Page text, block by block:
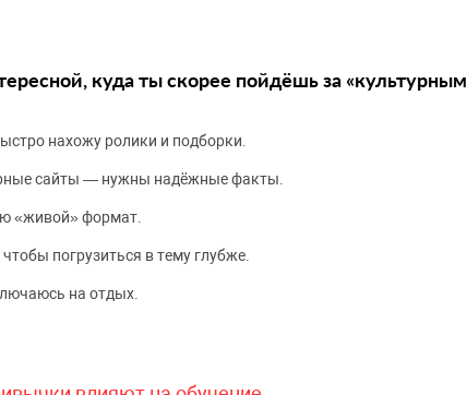
куда ты скорее пойдёшь за «культурным
нахожу ролики и подборки.
сайты — нужны надёжные факты.
«живой» формат.
погрузиться в тему глубже.
на отдых.